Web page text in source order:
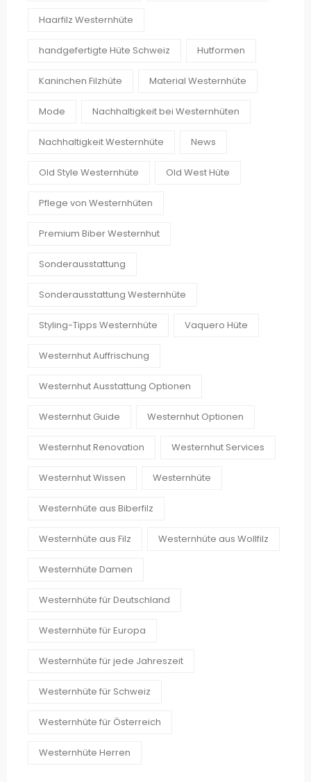
Haarfilz Westernhüte
handgefertigte Hüte Schweiz Hutformen
Kaninchen Filzhüte Material Westernhüte
Mode Nachhaltigkeit bei Westernhüten
Nachhaltigkeit Westernhüte News
Old Style Westernhüte Old West Hüte
Pflege von Westernhüten
Premium Biber Westernhut
Sonderausstattung
Sonderausstattung Westernhüte
Styling-Tipps Westernhüte Vaquero Hüte
Westernhut Auffrischung
Westernhut Ausstattung Optionen
Westernhut Guide Westernhut Optionen
Westernhut Renovation Westernhut Services
Westernhut Wissen Westernhüte
Westernhüte aus Biberfilz
Westernhüte aus Filz Westernhüte aus Wollfilz
Westernhüte Damen
Westernhüte für Deutschland
Westernhüte für Europa
Westernhüte für jede Jahreszeit
Westernhüte für Schweiz
Westernhüte für Österreich
Westernhüte Herren